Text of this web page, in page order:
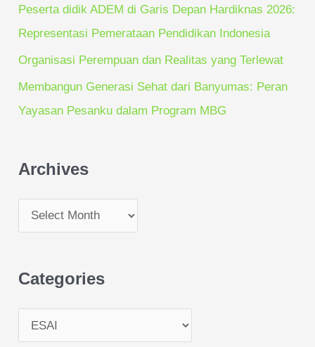
Peserta didik ADEM di Garis Depan Hardiknas 2026:
Representasi Pemerataan Pendidikan Indonesia
Organisasi Perempuan dan Realitas yang Terlewat
Membangun Generasi Sehat dari Banyumas: Peran
Yayasan Pesanku dalam Program MBG
Archives
Categories